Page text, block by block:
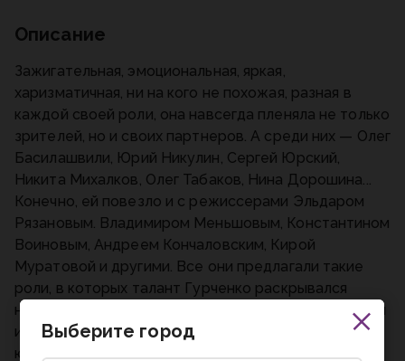
Описание
Зажигательная, эмоциональная, яркая,
харизматичная, ни на кого не похожая, разная в
каждой своей роли, она навсегда пленяла не только
зрителей, но и своих партнеров. А среди них — Олег
Басилашвили, Юрий Никулин, Сергей Юрский,
Никита Михалков, Олег Табаков, Нина Дорошина...
Конечно, ей повезло и с режиссерами Эльдаром
Рязановым. Владимиром Меньшовым, Константином
Воиновым, Андреем Кончаловским, Кирой
Муратовой и другими. Все они предлагали такие
роли, в которых талант Гурченко раскрывался
необыкновенно и многогранно. Также раскрылся он
и в книге «Люся, стоп!», где она увлеченно и с
юмором рассказывает о жизни, съемках,
Выберите город